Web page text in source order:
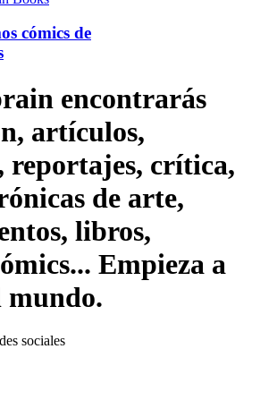
cómics de
encontrarás
artículos,
reportajes, crítica,
de arte,
libros,
Empieza a
mundo.
sociales